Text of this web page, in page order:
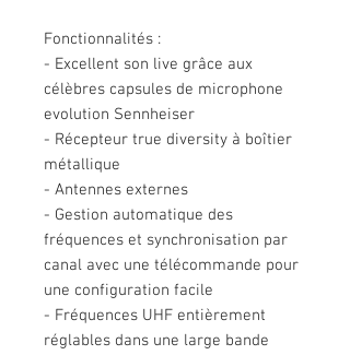
Fonctionnalités :
- Excellent son live grâce aux
célèbres capsules de microphone
evolution Sennheiser
- Récepteur true diversity à boîtier
métallique
- Antennes externes
- Gestion automatique des
fréquences et synchronisation par
canal avec une télécommande pour
une configuration facile
- Fréquences UHF entièrement
réglables dans une large bande